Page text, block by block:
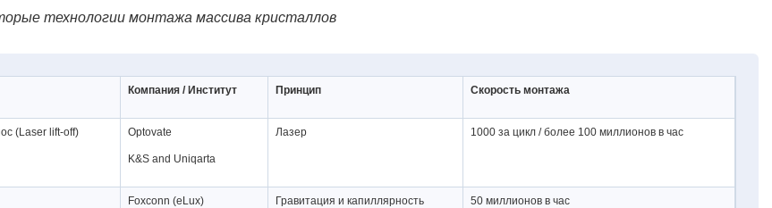
технологии монтажа массива кристаллов
Компания / Институт Принцип Скорость монтажа
(Laser lift-off) Optovate
K&S and Uniqarta
Лазер 1000 за цикл / более 100 миллионов в час
Foxconn (eLux) Гравитация и капиллярность 50 миллионов в час